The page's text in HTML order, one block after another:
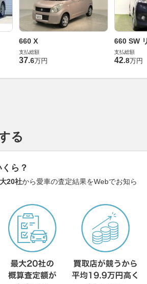
660 X
支払総額
37.6万円
660 SW
支払総額
42.8万円
る
ら？
20社から愛車の査定結果をWebでお知ら